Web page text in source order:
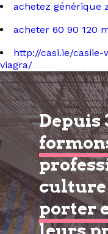
achetez générique
acheter 60 90 120
http://casi.ie/
viagra/
Depuis
porter